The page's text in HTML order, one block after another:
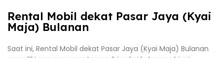
Rental Mobil dekat Pasar Jaya (Kyai
Maja) Bulanan
Saat ini, Rental Mobil dekat Pasar Jaya (Kyai Maja) Bulanan